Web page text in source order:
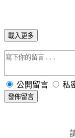
載入更多
公開留言 私
發佈留言